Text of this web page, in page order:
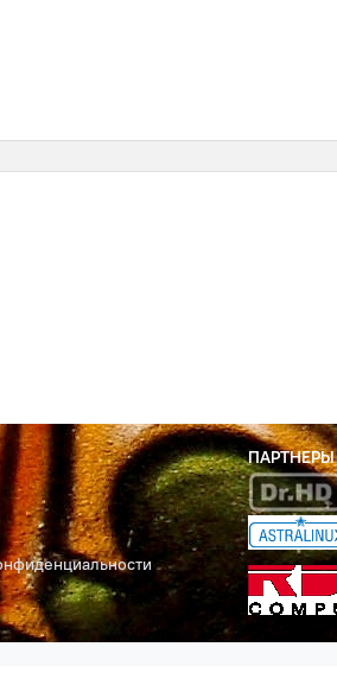
ПАРТНЕРЫ